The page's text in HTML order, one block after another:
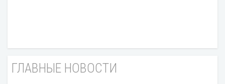
ГЛАВНЫЕ НОВОСТИ